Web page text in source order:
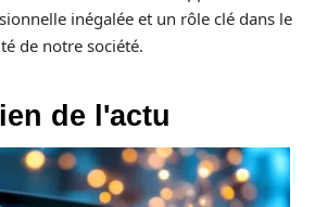
inégalée et un rôle clé dans le
de notre société.
de l'actu